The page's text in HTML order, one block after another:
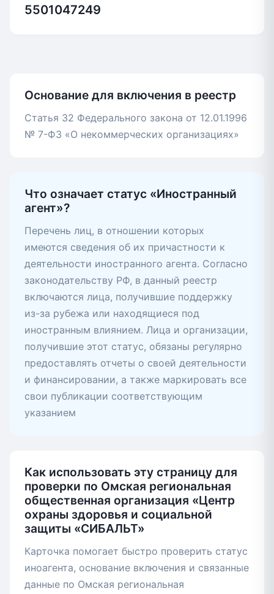
5501047249
Основание для включения в реестр
Статья 32 Федерального закона от 12.01.1996
№ 7-ФЗ «О некоммерческих организациях»
Что означает статус «Иностранный
агент»?
Перечень лиц, в отношении которых
имеются сведения об их причастности к
деятельности иностранного агента. Согласно
законодательству РФ, в данный реестр
включаются лица, получившие поддержку
из-за рубежа или находящиеся под
иностранным влиянием. Лица и организации,
получившие этот статус, обязаны регулярно
предоставлять отчеты о своей деятельности
и финансировании, а также маркировать все
свои публикации соответствующим
указанием
Как использовать эту страницу для
проверки по Омская региональная
общественная организация «Центр
охраны здоровья и социальной
защиты «СИБАЛЬТ»
Карточка помогает быстро проверить статус
иноагента, основание включения и связанные
данные по Омская региональная